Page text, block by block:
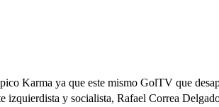
Karma ya que este mismo GolTV que
y socialista, Rafael Correa